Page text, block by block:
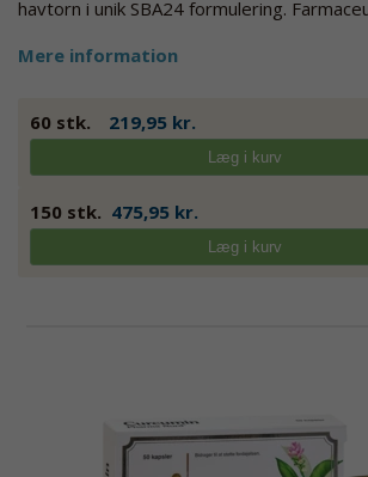
havtorn i unik SBA24 formulering.
Mere information
60 stk. 219,95 kr.
Læg i kurv
150 stk. 475,95 kr.
Læg i kurv